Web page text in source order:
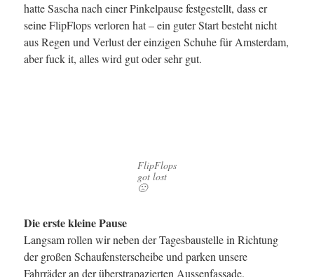
hatte Sascha nach einer Pinkelpause festgestellt, dass er
seine FlipFlops verloren hat – ein guter Start besteht nicht
aus Regen und Verlust der einzigen Schuhe für Amsterdam,
aber fuck it, alles wird gut oder sehr gut.
FlipFlops
got lost
🙁
Die erste kleine Pause
Langsam rollen wir neben der Tagesbaustelle in Richtung
der großen Schaufensterscheibe und parken unsere
Fahrräder an der überstrapazierten Aussenfassade.